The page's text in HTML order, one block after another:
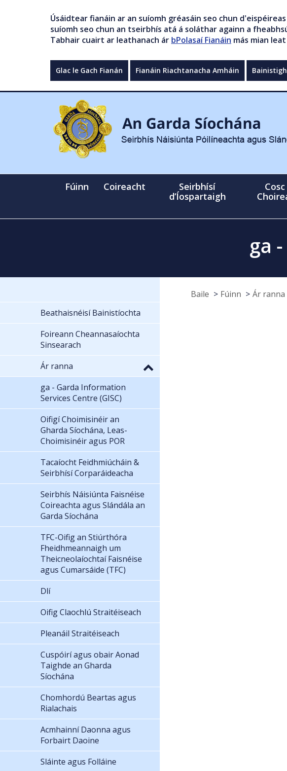
Úsáidtear fianáin ar an suíomh gréasáin seo chun
suíomh seo chun an tseirbhís atá á soláthar againn a
Tabhair cuairt ar leathanach ár bPolasaí Fianáin más mian
Glac le Gach Fianán Fianáin Riachtanacha Amháin
Fúinn Coireacht
Seirbhísí
d’Íospartaigh
ga
Baile Fúinn Ár ranna
Beathaisnéisí Bainistíochta
Foireann Cheannasaíochta
Sinsearach
Ár ranna
ga - Garda Information
Services Centre (GISC)
Oifigí Choimisinéir an
Gharda Síochána, Leas-
Choimisinéir agus POR
Tacaíocht Feidhmiúcháin &
Seirbhísí Corparáideacha
Seirbhís Náisiúnta Faisnéise
Coireachta agus Slándála an
Garda Síochána
TFC-Oifig an Stiúrthóra
Fheidhmeannaigh um
Theicneolaíochtaí Faisnéise
agus Cumarsáide (TFC)
Dlí
Oifig Claochlú Straitéiseach
Pleanáil Straitéiseach
Cuspóirí agus obair Aonad
Taighde an Gharda
Síochána
Chomhordú Beartas agus
Rialachais
Acmhainní Daonna agus
Forbairt Daoine
Sláinte agus Folláine